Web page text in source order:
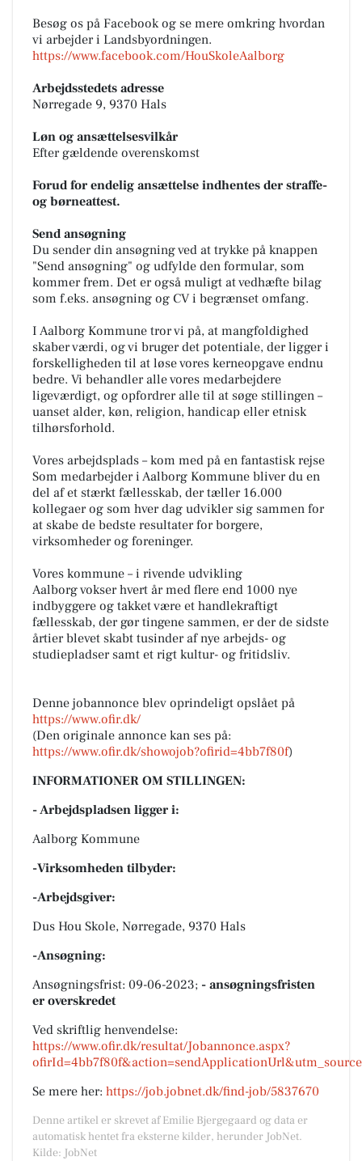
Besøg os på Facebook og se mere omkring hvordan
vi arbejder i Landsbyordningen.
https://www.facebook.com/HouSkoleAalborg
Arbejdsstedets adresse
Nørregade 9, 9370 Hals
Løn og ansættelsesvilkår
Efter gældende overenskomst
Forud for endelig ansættelse indhentes der straffe-
og børneattest.
Send ansøgning
Du sender din ansøgning ved at trykke på knappen
"Send ansøgning" og udfylde den formular, som
kommer frem. Det er også muligt at vedhæfte bilag
som f.eks. ansøgning og CV i begrænset omfang.
I Aalborg Kommune tror vi på, at mangfoldighed
skaber værdi, og vi bruger det potentiale, der ligger i
forskelligheden til at løse vores kerneopgave endnu
bedre. Vi behandler alle vores medarbejdere
ligeværdigt, og opfordrer alle til at søge stillingen –
uanset alder, køn, religion, handicap eller etnisk
tilhørsforhold.
Vores arbejdsplads – kom med på en fantastisk rejse
Som medarbejder i Aalborg Kommune bliver du en
del af et stærkt fællesskab, der tæller 16.000
kollegaer og som hver dag udvikler sig sammen for
at skabe de bedste resultater for borgere,
virksomheder og foreninger.
Vores kommune – i rivende udvikling
Aalborg vokser hvert år med flere end 1000 nye
indbyggere og takket være et handlekraftigt
fællesskab, der gør tingene sammen, er der de sidste
årtier blevet skabt tusinder af nye arbejds- og
studiepladser samt et rigt kultur- og fritidsliv.
Denne jobannonce blev oprindeligt opslået på
https://www.ofir.dk/
(Den originale annonce kan ses på:
https://www.ofir.dk/showojob?ofirid=4bb7f80f)
INFORMATIONER OM STILLINGEN:
- Arbejdspladsen ligger i:
Aalborg Kommune
-Virksomheden tilbyder:
-Arbejdsgiver:
Dus Hou Skole, Nørregade, 9370 Hals
-Ansøgning:
Ansøgningsfrist: 09-06-2023; - ansøgningsfristen
er overskredet
Ved skriftlig henvendelse:
https://www.ofir.dk/resultat/Jobannonce.aspx?
Se mere her: https://job.jobnet.dk/find-job/5837670
Denne artikel er skrevet af Emilie Bjergegaard og data er
automatisk hentet fra eksterne kilder, herunder JobNet.
Kilde: JobNet